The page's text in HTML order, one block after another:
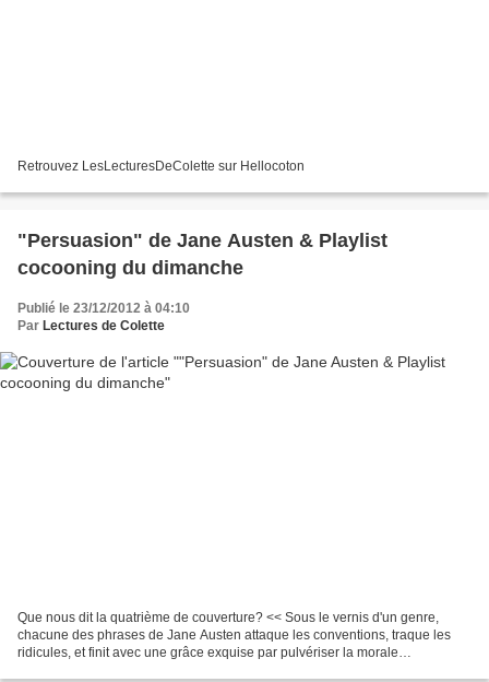
Retrouvez LesLecturesDeColette sur Hellocoton
"Persuasion" de Jane Austen & Playlist
cocooning du dimanche
Publié le 23/12/2012 à 04:10
Par Lectures de Colette
Que nous dit la quatrième de couverture? << Sous le vernis d'un genre,
chacune des phrases de Jane Austen attaque les conventions, traque les
ridicules, et finit avec une grâce exquise par pulvériser la morale